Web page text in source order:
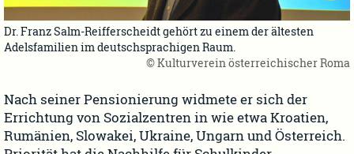
Dr. Franz Salm-Reifferscheidt gehört zu einem der ältesten
Adelsfamilien im deutschsprachigen Raum.
© Kulturverein österreichischer Roma
Nach seiner Pensionierung widmete er sich der
Errichtung von Sozialzentren in wie etwa Kroatien,
Rumänien, Slowakei, Ukraine, Ungarn und Österreich.